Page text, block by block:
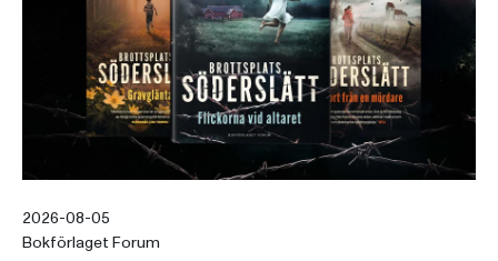
2026-08-05
Bokförlaget Forum